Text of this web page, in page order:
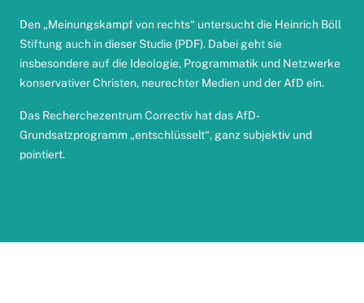
Den „Meinungskampf von rechts“ untersucht die Heinrich Böll
Stiftung auch in dieser Studie (PDF). Dabei geht sie
insbesondere auf die Ideologie, Programmatik und Netzwerke
konservativer Christen, neurechter Medien und der AfD ein.
Das Recherchezentrum Correctiv hat das AfD-
Grundsatzprogramm „entschlüsselt“, ganz subjektiv und
pointiert.